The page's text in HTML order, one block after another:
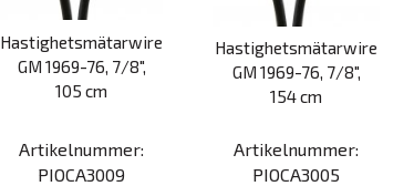
Hastighetsmätarwire
GM 1969-76, 7/8",
105 cm
Artikelnummer:
PIOCA3009
Hastighetsmätarwire
GM 1969-76, 7/8",
154 cm
Artikelnummer:
PIOCA3005